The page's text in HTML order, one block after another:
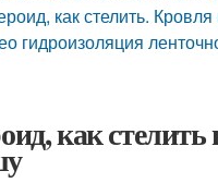
как стелить.
гидроизоляция
как